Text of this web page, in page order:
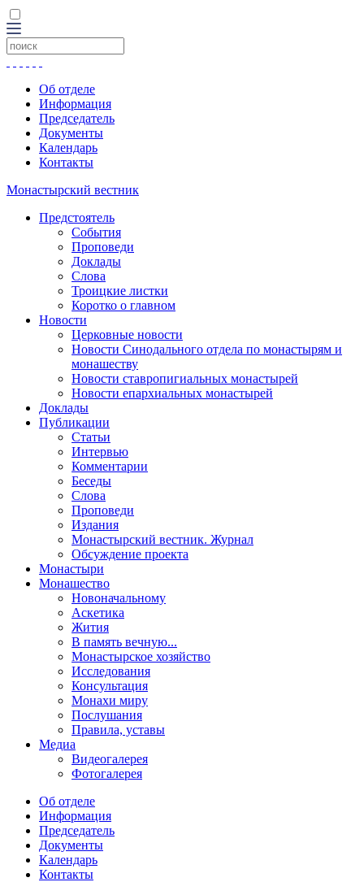
Об отделе
Информация
Председатель
Документы
Календарь
Контакты
Монастырский вестник
Предстоятель
События
Проповеди
Доклады
Слова
Троицкие листки
Коротко о главном
Новости
Церковные новости
Новости Синодального отдела по монастырям и
монашеству
Новости ставропигиальных монастырей
Новости епархиальных монастырей
Доклады
Публикации
Статьи
Интервью
Комментарии
Беседы
Слова
Проповеди
Издания
Монастырский вестник. Журнал
Обсуждение проекта
Монастыри
Монашество
Новоначальному
Аскетика
Жития
В память вечную...
Монастырское хозяйство
Исследования
Консультация
Монахи миру
Послушания
Правила, уставы
Медиа
Видеогалерея
Фотогалерея
Об отделе
Информация
Председатель
Документы
Календарь
Контакты